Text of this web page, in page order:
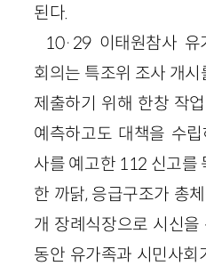
된다.
10·29 이태원참사 유
회의는 특조위 조사 개
제출하기 위해 한창 작
예측하고도 대책을 수
사를 예고한 112 신고를
한 까닭, 응급구조가 총
개 장례식장으로 시신
동안 유가족과 시민사